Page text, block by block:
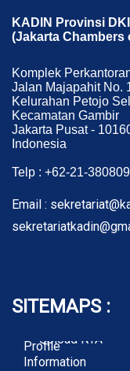
KADIN Provinsi
(Jakarta Chambers
Komplek
Jalan Majapahit No.
Kelurahan Petojo
Kecamatan Gambir
Jakarta Pusat -
Indonesia
Telp : +62-21-
Email :
SITEMAPS :
- Upload KTA
Profile
Information